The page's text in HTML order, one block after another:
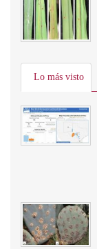
Lo más visto